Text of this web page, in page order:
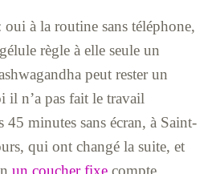
à la routine sans téléphone,
règle à elle seule un
peut rester un
il n’a pas fait le travail
minutes sans écran, à Saint-
qui ont changé la suite, et
un coucher fixe compte